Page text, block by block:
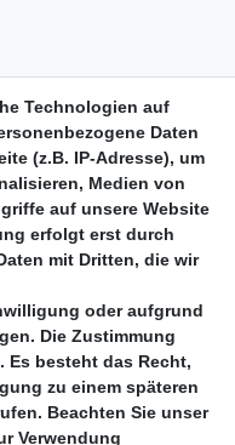
Technologien auf
Daten
(z.B. IP-Adresse), um
Medien von
auf unsere Website
erfolgt erst durch
mit Dritten, die wir
oder aufgrund
Die Zustimmung
Es besteht das Recht,
zu einem späteren
Beachten Sie unser
Verwendung